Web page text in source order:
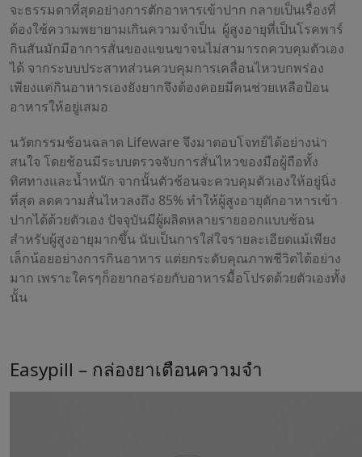
จะธรรมดาที่สุดอย่างการตักอาหารเข้าปาก กลายเป็นเรื่องที่
ต้องใช้ความพยายามเกินความจำเป็น ผู้สูงอายุที่เป็นโรคพาร์
กินสันมักมีอาการสั่นของแขนขาจนไม่สามารถควบคุมตัวเอง
ได้ จากระบบประสาทส่วนควบคุมการเคลื่อนไหวบกพร่อง
เพียงแค่กินอาหารเองยังยากจึงต้องคอยมีคนช่วยเหลือป้อน
อาหารให้อยู่เสมอ
นวัตกรรมช้อนฉลาด Lifeware จึงมาตอบโจทย์ได้อย่างน่า
สนใจ โดยช้อนมีระบบตรวจจับการสั่นไหวของมือผู้ถือทั้ง
ทิศทางและน้ำหนัก จากนั้นตัวช้อนจะควบคุมตัวเองให้อยู่นิ่ง
ที่สุด ลดความสั่นไหวลงถึง 85% ทำให้ผู้สูงอายุตักอาหารเข้า
ปากได้ด้วยตัวเอง ปัจจุบันมีผู้ผลิตหลายรายออกแบบช้อน
สำหรับผู้สูงอายุมากขึ้น นับเป็นการใส่ใจรายละเอียดแม้เพียง
เล็กน้อยอย่างการกินอาหาร แต่ยกระดับคุณภาพชีวิตได้อย่าง
มาก เพราะใครๆก็อยากอร่อยกับอาหารมื้อโปรดด้วยตัวเองทั้ง
นั้น
Easypill – กล่องยาเตือนความจำ